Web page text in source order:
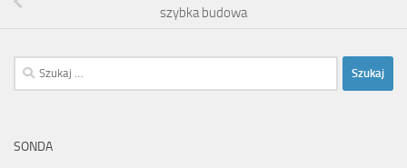
szybka budowa
Szukaj:
SONDA